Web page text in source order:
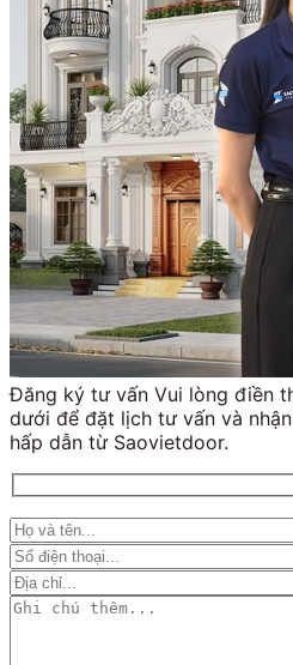
Đăng ký tư vấn Vui lòng điền
dưới để đặt lịch tư vấn và
hấp dẫn từ Saovietdoor.